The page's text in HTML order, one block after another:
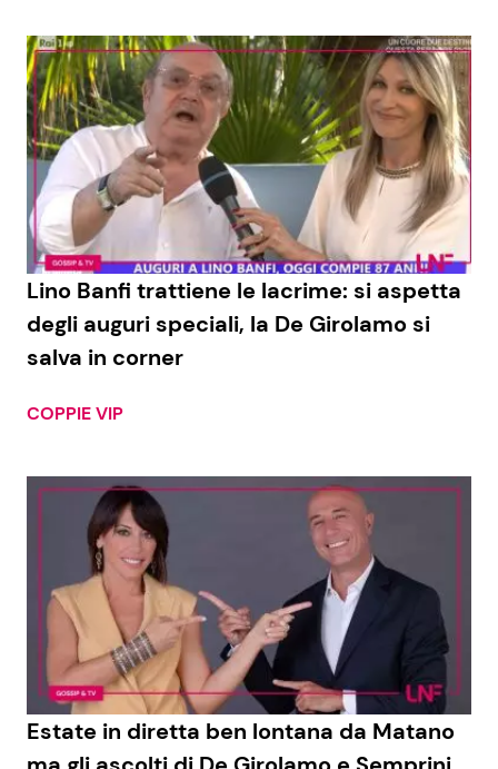
Lino Banfi trattiene le lacrime: si aspetta
degli auguri speciali, la De Girolamo si
salva in corner
COPPIE VIP
Estate in diretta ben lontana da Matano